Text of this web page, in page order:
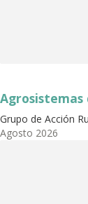
Grupo de Acción
Agosto 2026